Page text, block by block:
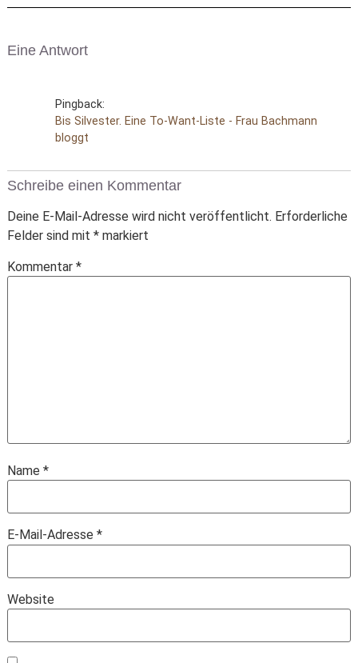
Eine Antwort
Pingback:
Bis Silvester. Eine To-Want-Liste - Frau Bachmann
bloggt
Schreibe einen Kommentar
Deine E-Mail-Adresse wird nicht veröffentlicht. Erforderliche
Felder sind mit *markiert
Kommentar *
Name *
E-Mail-Adresse *
Website